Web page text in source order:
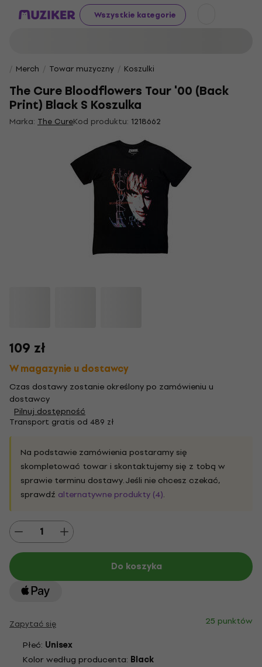
Wszystkie kategorie
Merch Towar muzyczny Koszulki
The Cure Bloodflowers Tour '00 (Back
Print) Black S Koszulka
Marka: The CureKod produktu: 1218662
109 zł
W magazynie u dostawcy
Czas dostawy zostanie określony po zamówieniu u
dostawcy
Pilnuj dostępność
Transport gratis od 489 zł
Na podstawie zamówienia postaramy się
skompletować towar i skontaktujemy się z tobą w
sprawie terminu dostawy. Jeśli nie chcesz czekać,
sprawdź alternatywne produkty (4).
Do koszyka
Zapytać się
25 punktów
Płeć: Unisex
Kolor według producenta: Black